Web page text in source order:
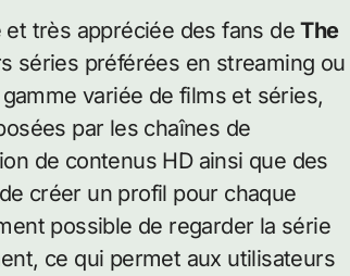
très appréciée des fans deThe
séries préférées en streaming ou
variée de films et séries,
par les chaînes de
de contenus HD ainsi que des
créer un profil pour chaque
possible de regarder la série
ce qui permet aux utilisateurs